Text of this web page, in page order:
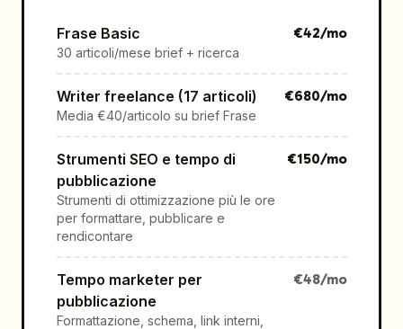
Frase Basic
30 articoli/mese brief + ricerca
€42/mo
Writer freelance (17 articoli)
Media €40/articolo su brief Frase
€680/mo
Strumenti SEO e tempo di
pubblicazione
Strumenti di ottimizzazione più le ore
per formattare, pubblicare e
rendicontare
€150/mo
Tempo marketer per
pubblicazione
Formattazione, schema, link interni,
€48/mo